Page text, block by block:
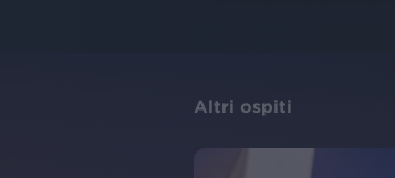
Altri ospiti